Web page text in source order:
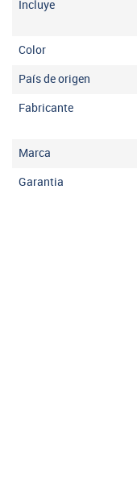
Incluye
Color
País de origen
Fabricante
Marca
Garantia